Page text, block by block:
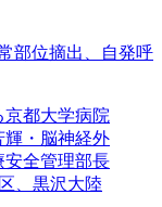
部位摘出、自発呼